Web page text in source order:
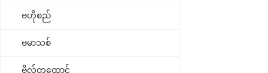
ဗဟိုစည်
ဗမာသစ်
ဗိုလ်တထောင်